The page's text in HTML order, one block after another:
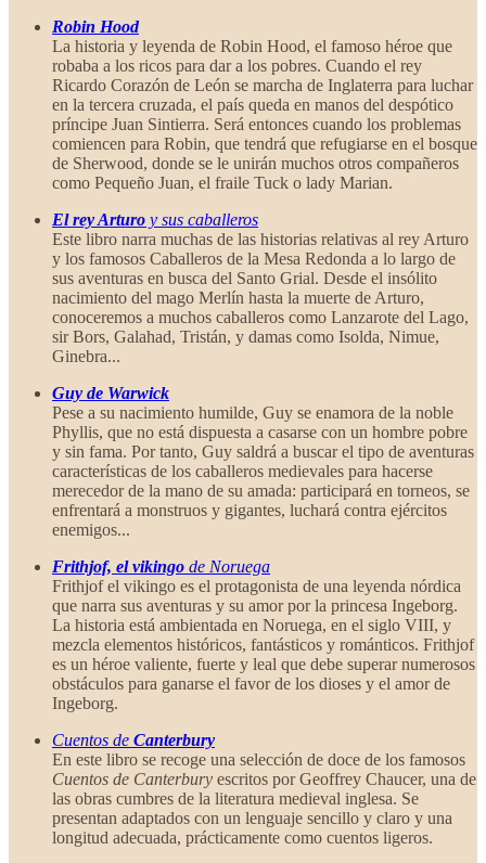
Robin Hood
La historia y leyenda de Robin Hood, el famoso héroe que
robaba a los ricos para dar a los pobres. Cuando el rey
Ricardo Corazón de León se marcha de Inglaterra para luchar
en la tercera cruzada, el país queda en manos del despótico
príncipe Juan Sintierra. Será entonces cuando los problemas
comiencen para Robin, que tendrá que refugiarse en el bosque
de Sherwood, donde se le unirán muchos otros compañeros
como Pequeño Juan, el fraile Tuck o lady Marian.
El rey Arturo y sus caballeros
Este libro narra muchas de las historias relativas al rey Arturo
y los famosos Caballeros de la Mesa Redonda a lo largo de
sus aventuras en busca del Santo Grial. Desde el insólito
nacimiento del mago Merlín hasta la muerte de Arturo,
conoceremos a muchos caballeros como Lanzarote del Lago,
sir Bors, Galahad, Tristán, y damas como Isolda, Nimue,
Ginebra...
Guy de Warwick
Pese a su nacimiento humilde, Guy se enamora de la noble
Phyllis, que no está dispuesta a casarse con un hombre pobre
y sin fama. Por tanto, Guy saldrá a buscar el tipo de aventuras
características de los caballeros medievales para hacerse
merecedor de la mano de su amada: participará en torneos, se
enfrentará a monstruos y gigantes, luchará contra ejércitos
enemigos...
Frithjof, el vikingo de Noruega
Frithjof el vikingo es el protagonista de una leyenda nórdica
que narra sus aventuras y su amor por la princesa Ingeborg.
La historia está ambientada en Noruega, en el siglo VIII, y
mezcla elementos históricos, fantásticos y románticos. Frithjof
es un héroe valiente, fuerte y leal que debe superar numerosos
obstáculos para ganarse el favor de los dioses y el amor de
Ingeborg.
Cuentos de Canterbury
En este libro se recoge una selección de doce de los famosos
Cuentos de Canterbury escritos por Geoffrey Chaucer, una de
las obras cumbres de la literatura medieval inglesa. Se
presentan adaptados con un lenguaje sencillo y claro y una
longitud adecuada, prácticamente como cuentos ligeros.